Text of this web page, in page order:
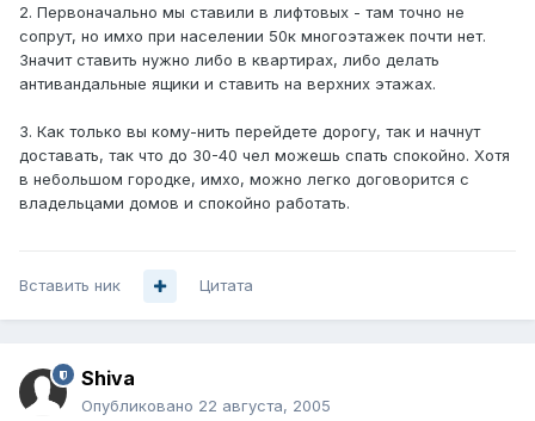
2. Первоначально мы ставили в лифтовых - там точно не
сопрут, но имхо при населении 50к многоэтажек почти нет.
Значит ставить нужно либо в квартирах, либо делать
антивандальные ящики и ставить на верхних этажах.
3. Как только вы кому-нить перейдете дорогу, так и начнут
доставать, так что до 30-40 чел можешь спать спокойно. Хотя
в небольшом городке, имхо, можно легко договорится с
владельцами домов и спокойно работать.
Вставить ник Цитата
Shiva
Опубликовано 22 августа, 2005